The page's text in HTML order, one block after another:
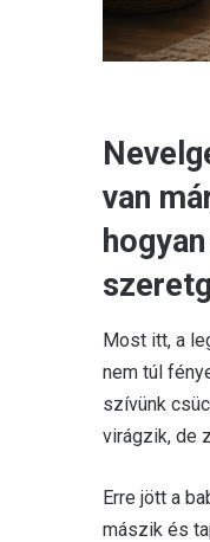
van
Most itt, a
nem túl
szívünk
virágzik, de
Erre jött a
mászik és